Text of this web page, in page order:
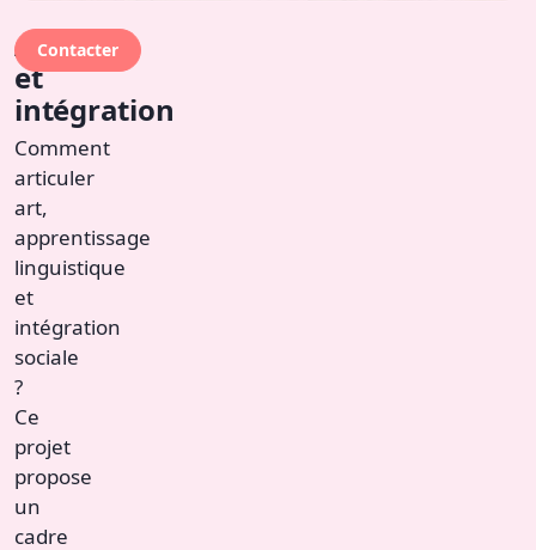
Art
et
intégration
Comment
articuler
art,
apprentissage
linguistique
et
intégration
sociale
?
Ce
projet
propose
un
cadre
Contacter